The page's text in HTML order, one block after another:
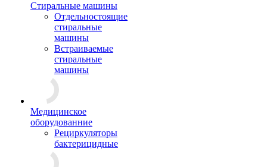
Стиральные машины
Отдельностоящие
стиральные
машины
Встраиваемые
стиральные
машины
Медицинское
оборудованние
Рециркуляторы
бактерицидные